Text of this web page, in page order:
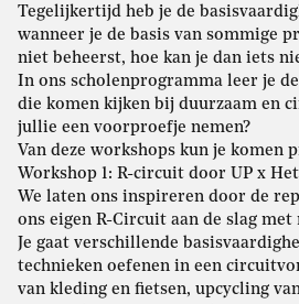
Tegelijkertijd heb je de
wanneer je de basis van sommige
niet beheerst, hoe kan je dan iets
In ons scholenprogramma leer je
die komen kijken bij duurzaam en
jullie een voorproefje nemen?
Van deze workshops kun je komen
Workshop 1: R-circuit door UP x
We laten ons inspireren door de
ons eigen R-Circuit aan de slag
Je gaat verschillende
technieken oefenen in een
van kleding en fietsen, upcycling